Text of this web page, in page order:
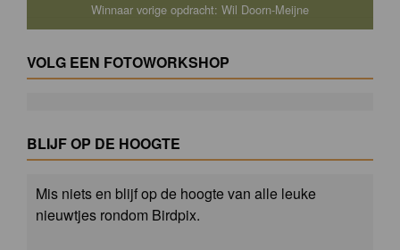
Winnaar vorige opdracht: Wil Doorn-Meijne
VOLG EEN FOTOWORKSHOP
BLIJF OP DE HOOGTE
Mis niets en blijf op de hoogte van alle leuke
nieuwtjes rondom Birdpix.